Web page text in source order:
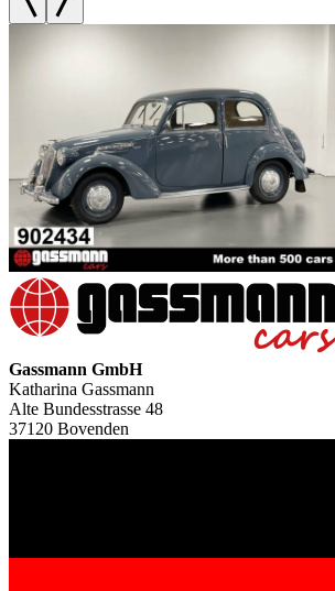
Gassmann GmbH
Katharina Gassmann
Alte Bundesstrasse 48
37120 Bovenden